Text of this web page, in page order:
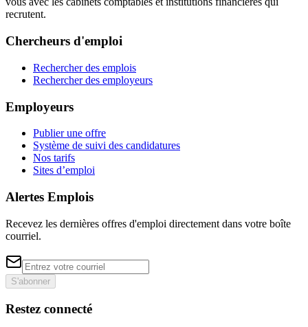
recrutent.
Chercheurs d'emploi
Rechercher des emplois
Rechercher des employeurs
Employeurs
Publier une offre
Système de suivi des candidatures
Nos tarifs
Sites d’emploi
Alertes Emplois
Recevez les dernières offres d'emploi directement dans votre boîte
courriel.
S'abonner
Restez connecté